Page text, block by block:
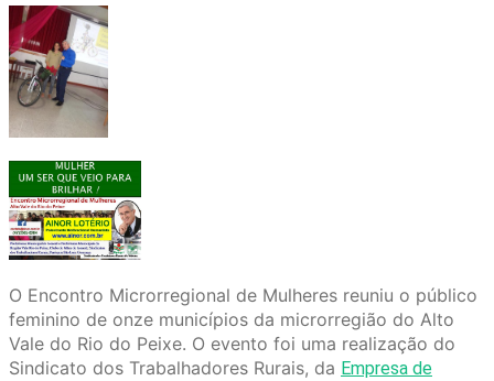
O Encontro Microrregional de Mulheres reuniu o público
feminino de onze municípios da microrregião do Alto
Vale do Rio do Peixe. O evento foi uma realização do
Sindicato dos Trabalhadores Rurais, da Empresa de